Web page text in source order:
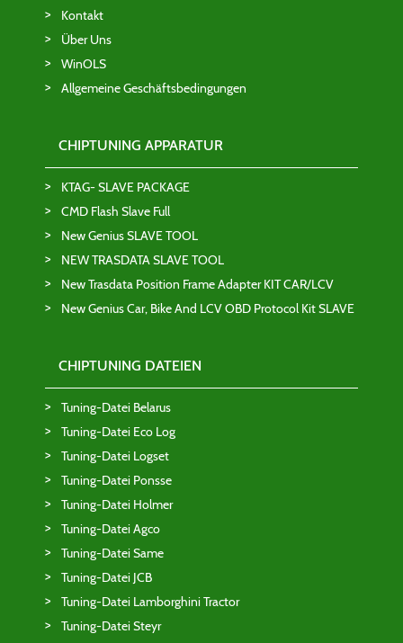
Kontakt
Über Uns
WinOLS
Allgemeine Geschäftsbedingungen
CHIPTUNING APPARATUR
KTAG- SLAVE PACKAGE
CMD Flash Slave Full
New Genius SLAVE TOOL
NEW TRASDATA SLAVE TOOL
New Trasdata Position Frame Adapter KIT CAR/LCV
New Genius Car, Bike And LCV OBD Protocol Kit SLAVE
CHIPTUNING DATEIEN
Tuning-Datei Belarus
Tuning-Datei Eco Log
Tuning-Datei Logset
Tuning-Datei Ponsse
Tuning-Datei Holmer
Tuning-Datei Agco
Tuning-Datei Same
Tuning-Datei JCB
Tuning-Datei Lamborghini Tractor
Tuning-Datei Steyr